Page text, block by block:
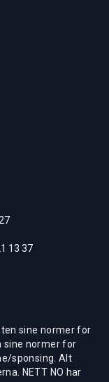
13 37
sine normer for
sine normer for
sponsing. Alt
NETT NO har